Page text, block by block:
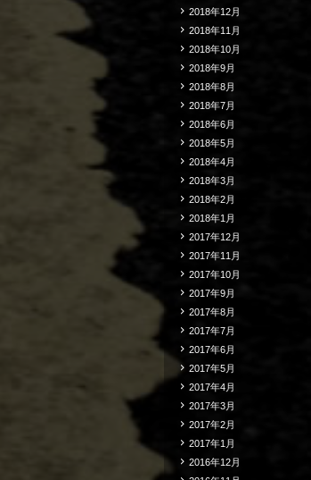
2018年12月
2018年11月
2018年10月
2018年9月
2018年8月
2018年7月
2018年6月
2018年5月
2018年4月
2018年3月
2018年2月
2018年1月
2017年12月
2017年11月
2017年10月
2017年9月
2017年8月
2017年7月
2017年6月
2017年5月
2017年4月
2017年3月
2017年2月
2017年1月
2016年12月